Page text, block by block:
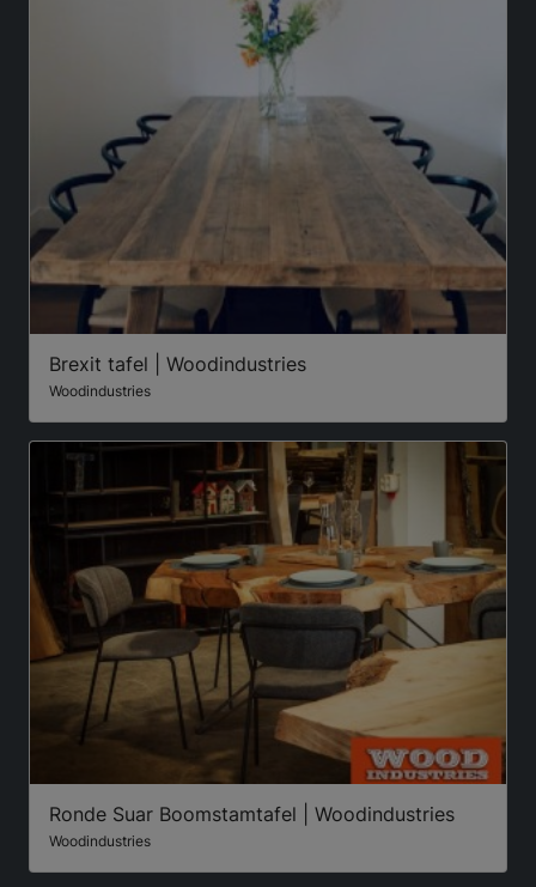
Brexit tafel | Woodindustries
Woodindustries
Ronde Suar Boomstamtafel | Woodindustries
Woodindustries